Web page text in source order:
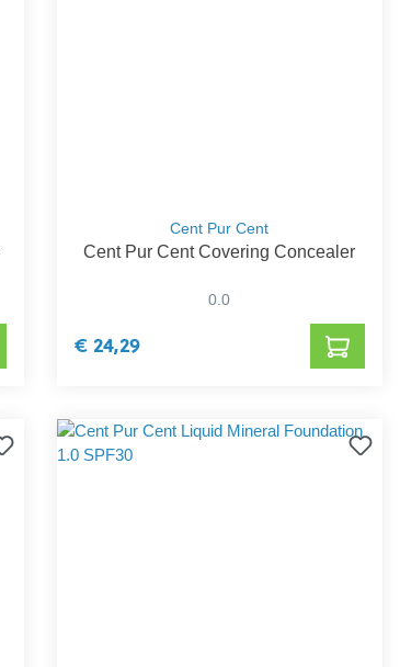
Cent Pur Cent
Cent Pur Cent Covering Concealer
0.0
€ 24,29